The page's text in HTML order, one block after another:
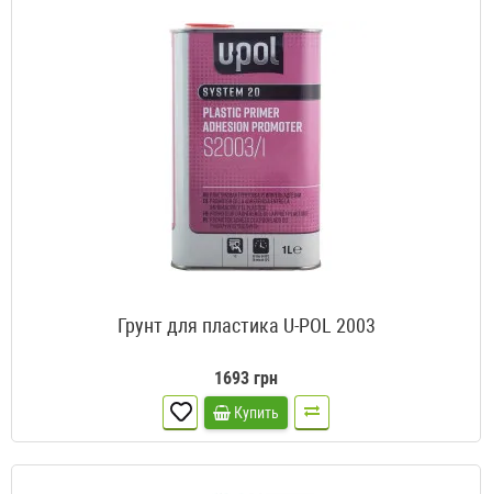
Грунт для пластика U-POL 2003
1693 грн
Купить